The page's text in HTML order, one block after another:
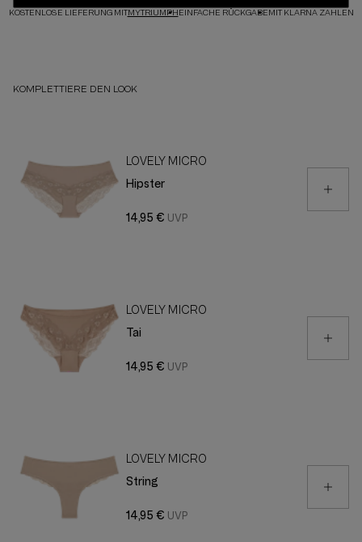
KOSTENLOSE LIEFERUNG MITMYTRIUMPHEINFACHE RÜCKGABEMIT KLARNA ZAHLEN
KOMPLETTIERE DEN LOOK
LOVELY MICRO
Hipster
14,95 €
LOVELY MICRO
Tai
14,95 €
LOVELY MICRO
String
14,95 €